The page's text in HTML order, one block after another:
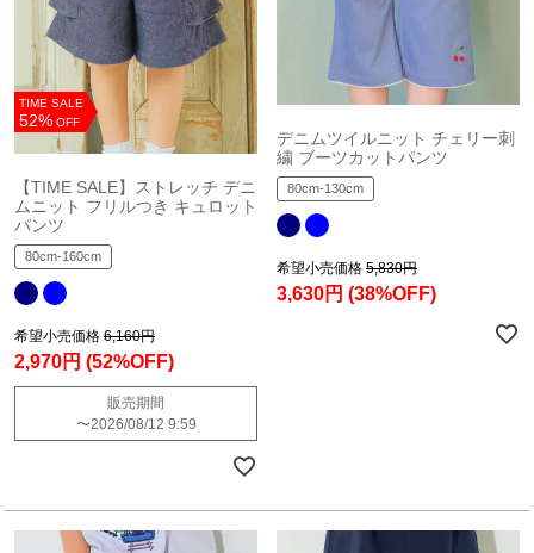
TIME SALE
52% OFF
【TIME SALE】ストレッチ デニ
ムニット フリルつき キュロット
パンツ
80cm-160cm
希望小売価格 6,160円
2,970円 (52%OFF)
販売期間
〜2026/08/12 9:59
デニムツイルニット チェリー刺
繍 ブーツカットパンツ
80cm-130cm
希望小売価格 5,830円
3,630円 (38%OFF)